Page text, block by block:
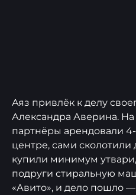
Аяз привлёк к делу
Александра Аверина.
партнёры арендовали
центре, сами сколотили
купили минимум
подруги стиральную
«Авито», и дело пошло —